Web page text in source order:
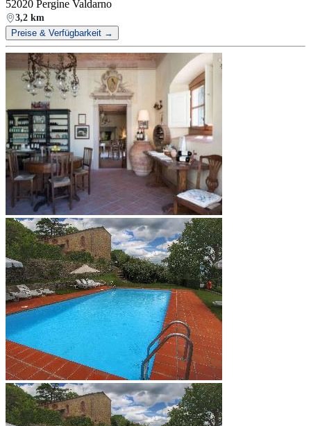
52020 Pergine Valdarno
3,2 km
Preise & Verfügbarkeit →